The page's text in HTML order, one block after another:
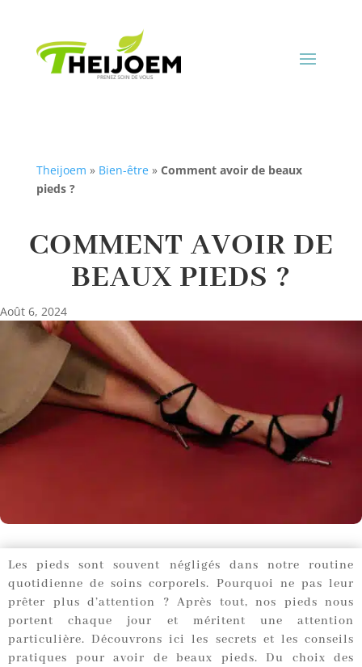
Theijoem » Bien-être» Comment avoir de beaux
pieds ?
COMMENT AVOIR DE
BEAUX PIEDS ?
Août 6, 2024
Les pieds sont souvent négligés dans notre routine
quotidienne de soins corporels. Pourquoi ne pas leur
prêter plus d’attention ? Après tout, nos pieds nous
portent chaque jour et méritent une attention
particulière. Découvrons ici les secrets et les conseils
pratiques pour avoir de beaux pieds. Du choix des